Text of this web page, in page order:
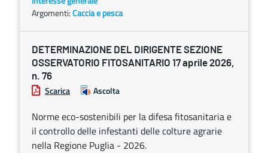
Argomenti:Caccia e pesca
DETERMINAZIONE DEL DIRIGENTE SEZIONE
OSSERVATORIO FITOSANITARIO 17 aprile 2026,
n. 76
Scarica Ascolta
Norme eco-sostenibili per la difesa fitosanitaria e
il controllo delle infestanti delle colture agrarie
nella Regione Puglia - 2026.